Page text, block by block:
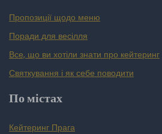
Пропозиції щодо меню
Поради для весілля
Все, що ви хотіли знати про кейтеринг
Святкування і як себе поводити
По містах
Кейтеринг Прага